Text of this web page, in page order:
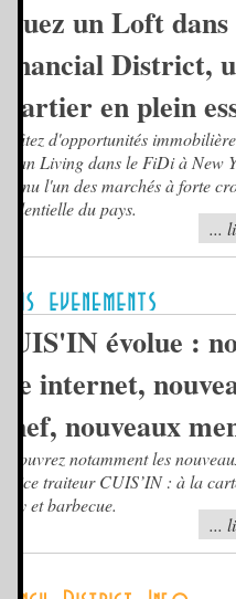
Louez un Loft
Financial District,
quartier en plein
Profitez d'opportunités
Urban Living dans le FiDi à New
devenu l'un des marchés à forte
résidentielle du pays.
...
CUIS'IN évolue :
site internet,
Chef, nouveaux
Découvrez notamment les
service traiteur CUIS’IN : à la
party et barbecue.
...